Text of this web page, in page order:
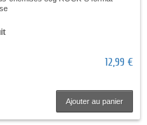
12,99 €
Ajouter au panier